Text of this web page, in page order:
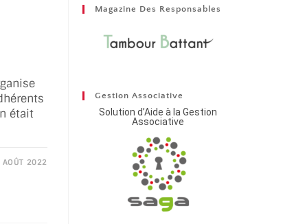
était
AOÛT 2022
Magazine Des Responsables
Gestion Associative
Solution d’Aide à la Gestion
Associative